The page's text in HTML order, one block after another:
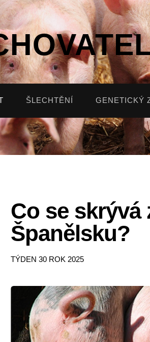
ŠLECHTĚNÍ GENETICKÝ
Co se skrývá
Španělsku?
TÝDEN 30 ROK 2025